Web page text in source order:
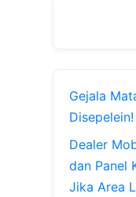
Gejala
Disepelein!
Dealer
dan Panel
Jika Area